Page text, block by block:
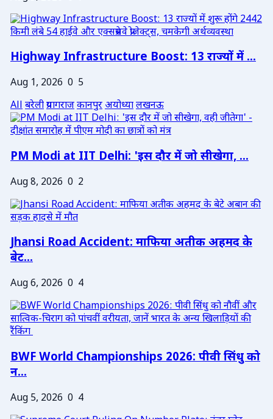
Highway Infrastructure Boost: 13 राज्यों में ...
Aug 1, 2026 0 5
Allबरेलीप्रयागराजकानपुरअयोध्यालखनऊ
PM Modi at IIT Delhi: 'इस दौर में जो सीखेगा, ...
Aug 8, 2026 0 2
Jhansi Road Accident: माफिया अतीक अहमद के
बेट...
Aug 6, 2026 0 4
BWF World Championships 2026: पीवी सिंधु को
न...
Aug 5, 2026 0 4